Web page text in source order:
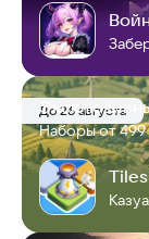
До 26 августа
Наборы от 499